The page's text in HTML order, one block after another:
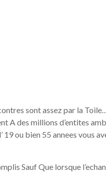
sont assez par la
A des millions d’entites
19 ou bien 55 annees
Sauf Que lorsque